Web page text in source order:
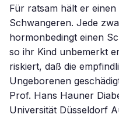
Für ratsam hält er
Schwangeren. Jede
hormonbedingt einen
so ihr Kind unbemerkt
riskiert, daß die
Ungeborenen
Prof. Hans Hauner
Universität Düsseldorf